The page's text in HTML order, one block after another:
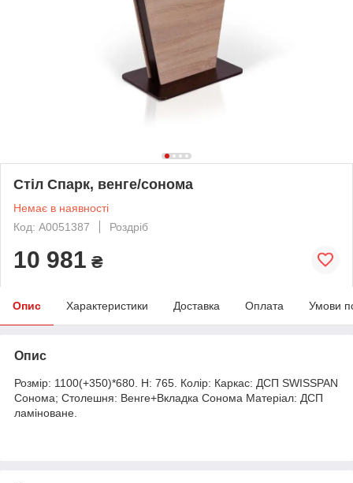
Стіл Спарк, венге/сонома
Немає в наявності
Код: А0051387
Роздріб
10 981 ₴
Опис Характеристики Доставка Оплата Умови
Опис
Розмір: 1100(+350)*680. H: 765. Колір: Каркас: ДСП SWISSPAN
Сонома; Столешня: Венге+Вкладка Сонома Матеріал: ДСП
ламіноване.